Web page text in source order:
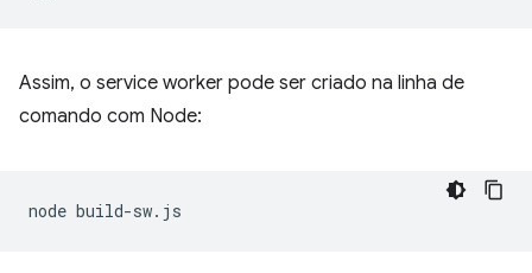
Assim, o service worker pode ser criado na linha de
comando com Node:
node